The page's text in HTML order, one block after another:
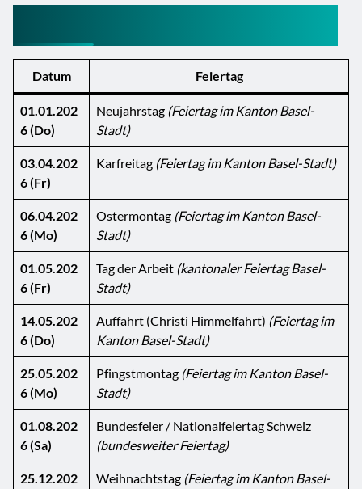
Datum Feiertag
01.01.202
6 (Do)
Neujahrstag (Feiertag im Kanton Basel-
Stadt)
03.04.202
6 (Fr)
Karfreitag (Feiertag im Kanton Basel-Stadt)
06.04.202
6 (Mo)
Ostermontag (Feiertag im Kanton Basel-
Stadt)
01.05.202
6 (Fr)
Tag der Arbeit (kantonaler Feiertag Basel-
Stadt)
14.05.202
6 (Do)
Auffahrt (Christi Himmelfahrt) (Feiertag im
Kanton Basel-Stadt)
25.05.202
6 (Mo)
Pfingstmontag (Feiertag im Kanton Basel-
Stadt)
01.08.202
6 (Sa)
Bundesfeier / Nationalfeiertag Schweiz
(bundesweiter Feiertag)
25.12.202
Weihnachtstag (Feiertag im Kanton Basel-